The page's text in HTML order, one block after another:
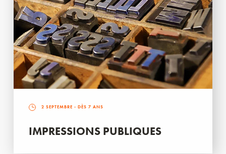
2 SEPTEMBRE - DÈS 7 ANS
IMPRESSIONS PUBLIQUES